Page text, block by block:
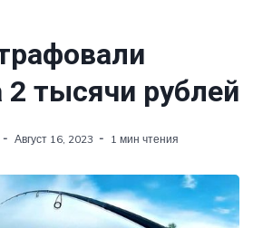
тысячи рублей
Август 16, 2023 1 мин чтения